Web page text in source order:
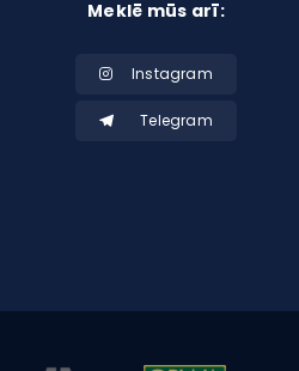
Meklē mūs arī:
Instagram
Telegram